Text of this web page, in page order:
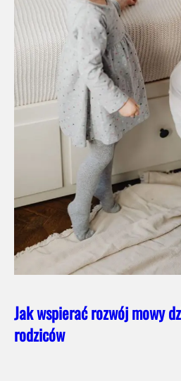
Jak wspierać rozwój mowy
rodziców